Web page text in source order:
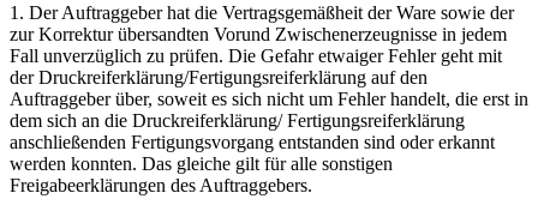
1. Der Auftraggeber hat die Vertragsgemäßheit der Ware sowie der
zur Korrektur übersandten Vorund Zwischenerzeugnisse in jedem
Fall unverzüglich zu prüfen. Die Gefahr etwaiger Fehler geht mit
der Druckreiferklärung/Fertigungsreiferklärung auf den
Auftraggeber über, soweit es sich nicht um Fehler handelt, die erst in
dem sich an die Druckreiferklärung/ Fertigungsreiferklärung
anschließenden Fertigungsvorgang entstanden sind oder erkannt
werden konnten. Das gleiche gilt für alle sonstigen
Freigabeerklärungen des Auftraggebers.